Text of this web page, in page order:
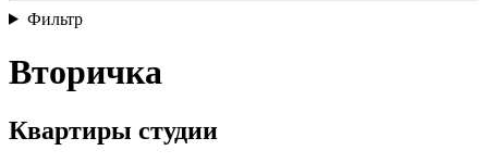
Фильтр
Вторичка
Квартиры студии